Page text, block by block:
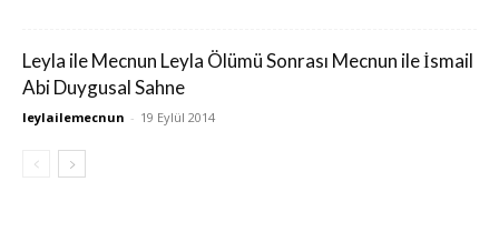
Leyla ile Mecnun Leyla Ölümü Sonrası Mecnun ile İsmail
Abi Duygusal Sahne
leylailemecnun - 19 Eylül 2014